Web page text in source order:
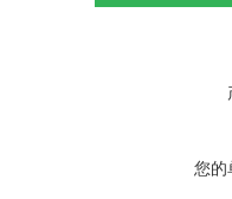
您的